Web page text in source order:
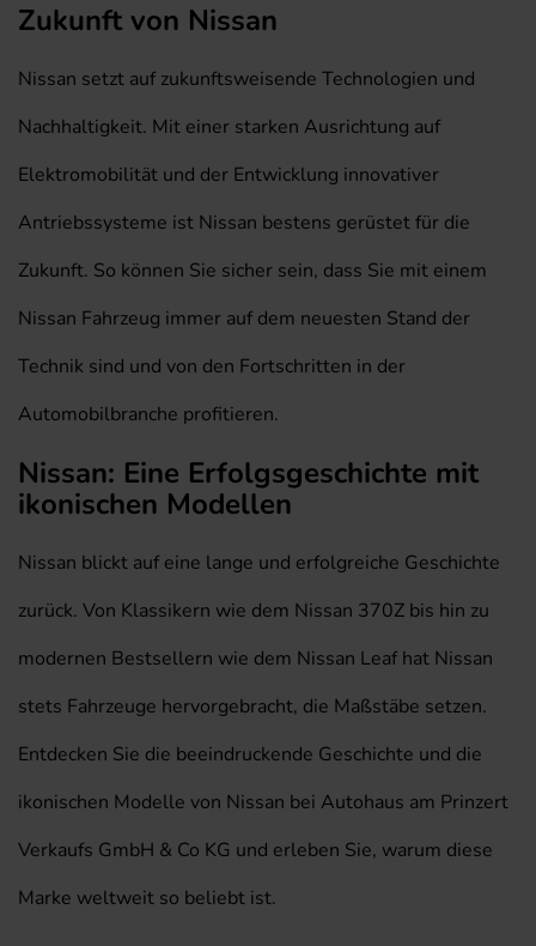
Zukunft von Nissan
Nissan setzt auf zukunftsweisende Technologien und
Nachhaltigkeit. Mit einer starken Ausrichtung auf
Elektromobilität und der Entwicklung innovativer
Antriebssysteme ist Nissan bestens gerüstet für die
Zukunft. So können Sie sicher sein, dass Sie mit einem
Nissan Fahrzeug immer auf dem neuesten Stand der
Technik sind und von den Fortschritten in der
Automobilbranche profitieren.
Nissan: Eine Erfolgsgeschichte mit
ikonischen Modellen
Nissan blickt auf eine lange und erfolgreiche Geschichte
zurück. Von Klassikern wie dem Nissan 370Z bis hin zu
modernen Bestsellern wie dem Nissan Leaf hat Nissan
stets Fahrzeuge hervorgebracht, die Maßstäbe setzen.
Entdecken Sie die beeindruckende Geschichte und die
ikonischen Modelle von Nissan bei Autohaus am Prinzert
Verkaufs GmbH & Co KG und erleben Sie, warum diese
Marke weltweit so beliebt ist.